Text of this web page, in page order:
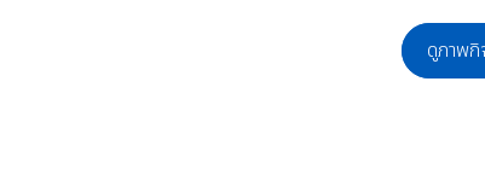
ดูภาพกิ
าดูงานจากโรงเรียนสันป่าตองวิทยาคม
ภาษาฝรั่งเศสจักรคำฯ La journée française de l'école Chak